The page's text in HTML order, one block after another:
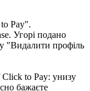
to Pay".